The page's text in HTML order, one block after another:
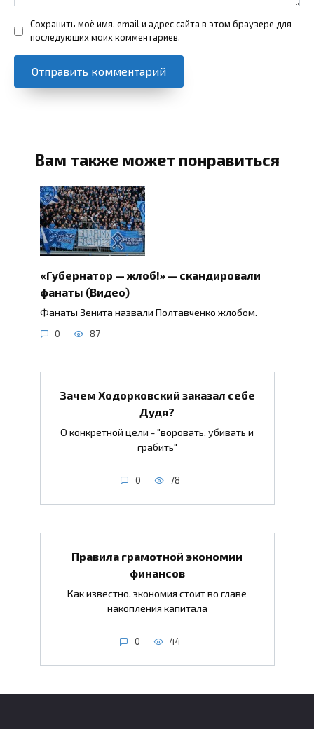
Сохранить моё имя, email и адрес сайта в этом браузере для
последующих моих комментариев.
Вам также может понравиться
«Губернатор — жлоб!» — скандировали
фанаты (Видео)
Фанаты Зенита назвали Полтавченко жлобом.
0 87
Зачем Ходорковский заказал себе
Дудя?
О конкретной цели - "воровать, убивать и
грабить"
0 78
Правила грамотной экономии
финансов
Как известно, экономия стоит во главе
накопления капитала
0 44